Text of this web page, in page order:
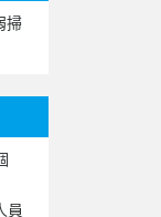
掃
員